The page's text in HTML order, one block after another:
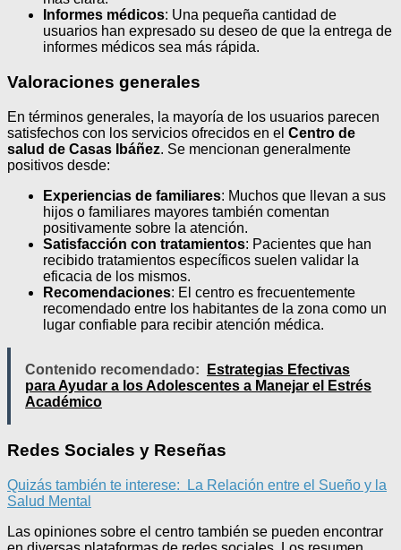
Informes médicos: Una pequeña cantidad de
usuarios han expresado su deseo de que la entrega de
informes médicos sea más rápida.
Valoraciones generales
En términos generales, la mayoría de los usuarios parecen
satisfechos con los servicios ofrecidos en el Centro de
salud de Casas Ibáñez. Se mencionan generalmente
positivos desde:
Experiencias de familiares: Muchos que llevan a sus
hijos o familiares mayores también comentan
positivamente sobre la atención.
Satisfacción con tratamientos: Pacientes que han
recibido tratamientos específicos suelen validar la
eficacia de los mismos.
Recomendaciones: El centro es frecuentemente
recomendado entre los habitantes de la zona como un
lugar confiable para recibir atención médica.
Contenido recomendado:
Estrategias Efectivas
para Ayudar a los Adolescentes a Manejar el Estrés
Académico
Redes Sociales y Reseñas
Quizás también te interese:
La Relación entre el Sueño y la
Salud Mental
Las opiniones sobre el centro también se pueden encontrar